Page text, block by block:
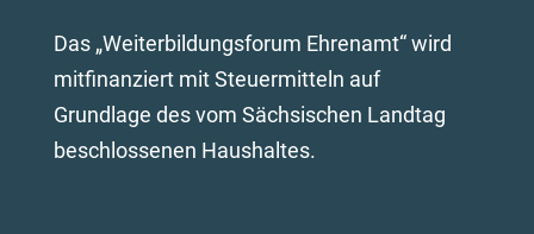
Das „Weiterbildungsforum Ehrenamt“ wird
mitfinanziert mit Steuermitteln auf
Grundlage des vom Sächsischen Landtag
beschlossenen Haushaltes.